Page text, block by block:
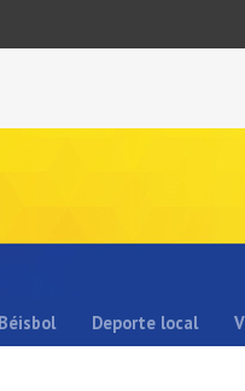
Béisbol Deporte local